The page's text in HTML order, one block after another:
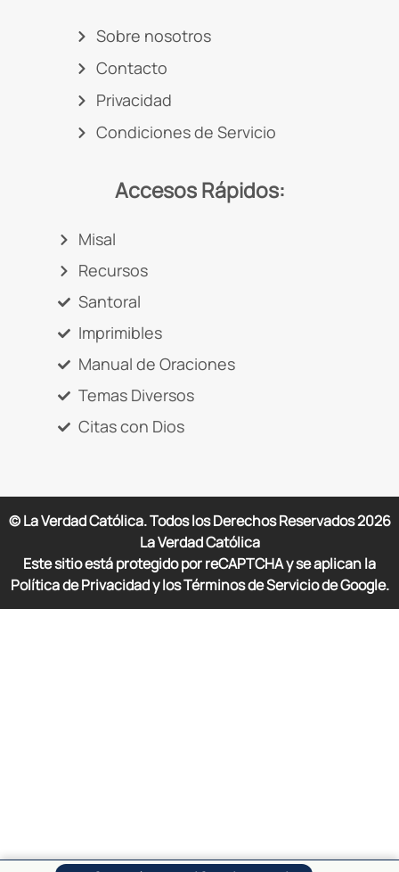
Sobre nosotros
Contacto
Privacidad
Condiciones de Servicio
Accesos Rápidos:
Misal
Recursos
Santoral
Imprimibles
Manual de Oraciones
Temas Diversos
Citas con Dios
© La Verdad Católica. Todos los Derechos Reservados2026
La Verdad Católica
Este sitio está protegido por reCAPTCHA y se aplican la
Política de Privacidad y los Términos de Servicio de Google.